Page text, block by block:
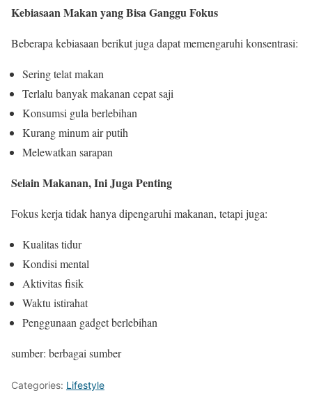
Kebiasaan Makan yang Bisa Ganggu Fokus
Beberapa kebiasaan berikut juga dapat memengaruhi konsentrasi:
Sering telat makan
Terlalu banyak makanan cepat saji
Konsumsi gula berlebihan
Kurang minum air putih
Melewatkan sarapan
Selain Makanan, Ini Juga Penting
Fokus kerja tidak hanya dipengaruhi makanan, tetapi juga:
Kualitas tidur
Kondisi mental
Aktivitas fisik
Waktu istirahat
Penggunaan gadget berlebihan
sumber: berbagai sumber
Categories: Lifestyle